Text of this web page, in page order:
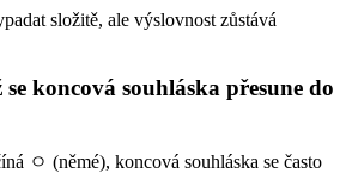
složitě, ale výslovnost zůstává
koncová souhláska přesune do
ㅇ (němé), koncová souhláska se často